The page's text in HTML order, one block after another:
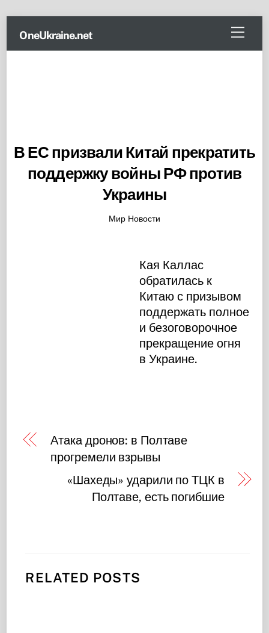
content
Menu
OneUkraine.net
В ЕС призвали Китай прекратить
поддержку войны РФ против
Украины
Мир Новости
Кая Каллас
обратилась к
Китаю с призывом
поддержать полное
и безоговорочное
прекращение огня
в Украине.
Атака дронов: в Полтаве
прогремели взрывы
«Шахеды» ударили по ТЦК в
Полтаве, есть погибшие
RELATED POSTS